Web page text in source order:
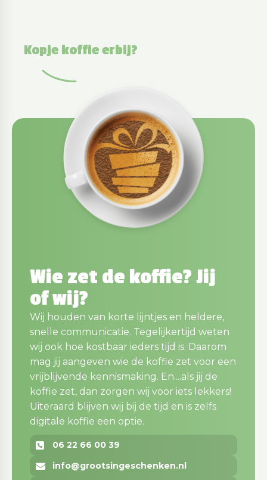
Kopje koffie erbij?
Wie zet de koffie? Jij
of wij?
Wij houden van korte lijntjes en heldere,
snelle communicatie. Tegelijkertijd weten
wij ook hoe kostbaar ieders tijd is. Daarom
mag jij aangeven wie de koffie zet voor een
vrijblijvende kennismaking. En....als jij de
koffie zet, dan zorgen wij voor iets lekkers!
Uiteraard blijven wij bij de tijd en is zelfs
digitale koffie een optie.
06 22 66 00 39
info@grootsingeschenken.nl